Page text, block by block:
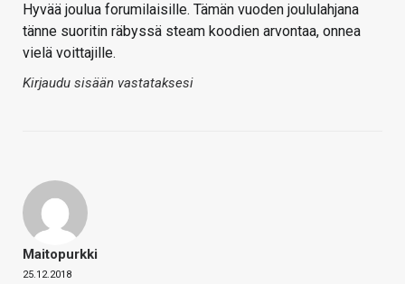
Hyvää joulua forumilaisille. Tämän vuoden joululahjana
tänne suoritin räbyssä steam koodien arvontaa, onnea
vielä voittajille.
Kirjaudu sisään vastataksesi
Maitopurkki
25.12.2018